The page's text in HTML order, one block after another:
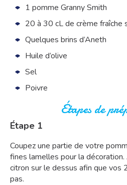
1 pomme Granny Smith
20 à 30 cL de crème fraîche
Quelques brins d’Aneth
Huile d’olive
Sel
Poivre
Étapes de
Étape 1
Coupez une partie de votre
fines lamelles pour la
citron sur le dessus afin que vos
pas.